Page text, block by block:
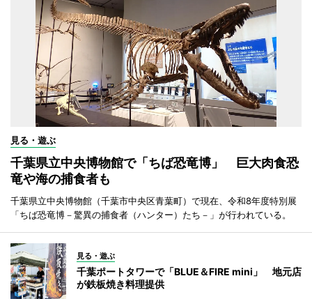
見る・遊ぶ
千葉県立中央博物館で「ちば恐竜博」 巨大肉食恐
竜や海の捕食者も
千葉県立中央博物館（千葉市中央区青葉町）で現在、令和8年度特別展
「ちば恐竜博－驚異の捕食者（ハンター）たち－」が行われている。
見る・遊ぶ
千葉ポートタワーで「BLUE＆FIRE mini」 地元店
が鉄板焼き料理提供